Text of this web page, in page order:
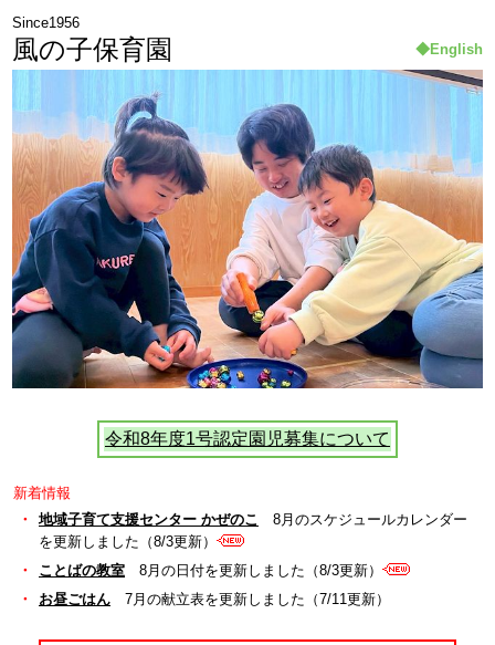
Since1956
風の子保育園 ◆English
令和8年度1号認定園児募集について
新着情報
・
地域子育て支援センター かぜのこ
8月のスケジュールカレンダー
を更新しました（8/3更新）
・
ことばの教室 8月の日付を更新しました（8/3更新）
・
お昼ごはん 7月の献立表を更新しました（7/11更新）